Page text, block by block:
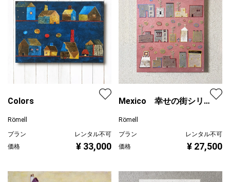
Colors
Römell
プラン
レンタル不可
価格
¥ 33,000
Mexico 幸せの街シリ
Römell
プラン
レンタル不可
価格
¥ 27,500